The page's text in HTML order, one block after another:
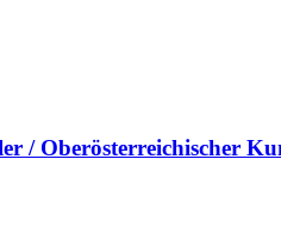
/ Oberösterreichischer